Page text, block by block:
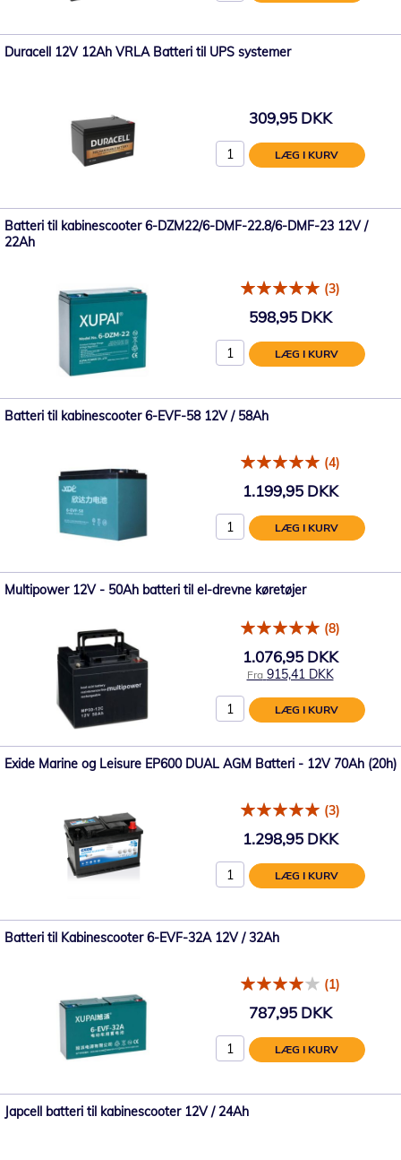
Duracell 12V 12Ah VRLA Batteri til UPS systemer
309,95 DKK
LÆG I KURV
Batteri til kabinescooter 6-DZM22/6-DMF-22.8/6-DMF-23 12V /
22Ah
(3)
598,95 DKK
LÆG I KURV
Batteri til kabinescooter 6-EVF-58 12V / 58Ah
(4)
1.199,95 DKK
LÆG I KURV
Multipower 12V - 50Ah batteri til el-drevne køretøjer
(8)
1.076,95 DKK
Fra 915,41 DKK
LÆG I KURV
Exide Marine og Leisure EP600 DUAL AGM Batteri - 12V 70Ah (20h)
(3)
1.298,95 DKK
LÆG I KURV
Batteri til Kabinescooter 6-EVF-32A 12V / 32Ah
(1)
787,95 DKK
LÆG I KURV
Japcell batteri til kabinescooter 12V / 24Ah